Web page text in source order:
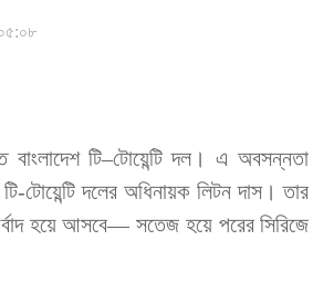
টি–টোয়েন্টি দল। এ অবসন্নতা
টোয়েন্টি দলের অধিনায়ক লিটন দাস। তার
হয়ে আসবে— সতেজ হয়ে পরের সিরিজে